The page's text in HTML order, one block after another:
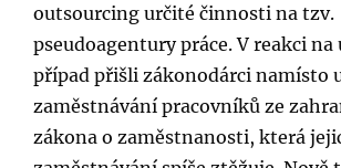
outsourcing určité činnosti na tzv.
pseudoagentury práce. V reakci na
případ přišli zákonodárci namísto
zaměstnávání pracovníků ze
zákona o zaměstnanosti, která